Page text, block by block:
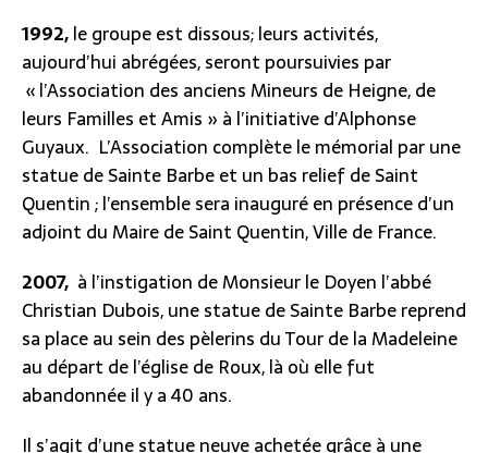
1992,le groupe est dissous; leurs activités,
aujourd’hui abrégées, seront poursuivies par
« l’Association des anciens Mineurs de Heigne, de
leurs Familles et Amis » à l’initiative d’Alphonse
Guyaux. L’Association complète le mémorial par une
statue de Sainte Barbe et un bas relief de Saint
Quentin ; l’ensemble sera inauguré en présence d’un
adjoint du Maire de Saint Quentin, Ville de France.
2007, à l’instigation de Monsieur le Doyen l’abbé
Christian Dubois, une statue de Sainte Barbe reprend
sa place au sein des pèlerins du Tour de la Madeleine
au départ de l’église de Roux, là où elle fut
abandonnée il y a 40 ans.
Il s’agit d’une statue neuve achetée grâce à une